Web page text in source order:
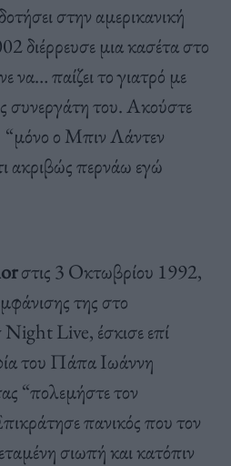
στην αμερικανική
διέρρευσε μια κασέτα στο
να… παίζει το γιατρό με
συνεργάτη του. Ακούστε
ο Μπιν Λάντεν
ακριβώς περνάω εγώ
στις 3 Οκτωβρίου 1992,
της στο
Night Live, έσκισε επί
του Πάπα Ιωάννη
“πολεμήστε τον
πανικός που τον
σιωπή και κατόπιν